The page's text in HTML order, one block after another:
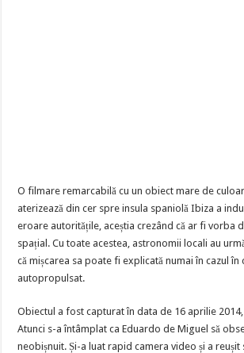
O filmare remarcabilă cu un obiect mare de
aterizează din cer spre insula spaniolă Ibiza a
eroare autoritățile, aceștia crezând că ar fi vorba
spațial. Cu toate acestea, astronomii locali au
că mișcarea sa poate fi explicată numai în cazul
autopropulsat.
Obiectul a fost capturat în data de 16 aprilie
Atunci s-a întâmplat ca Eduardo de Miguel să
neobișnuit. Și-a luat rapid camera video și a reușit